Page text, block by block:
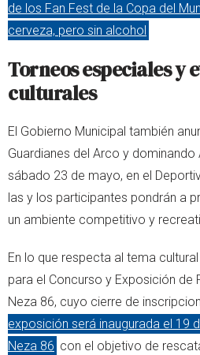
de los Fan Fest de la Copa del
cerveza, pero sin alcohol
Torneos especiales y
culturales
El Gobierno Municipal también
Guardianes del Arco y
sábado 23 de mayo, en el
las y los participantes pondrán a
un ambiente competitivo y
En lo que respecta al tema
para el Concurso y Exposición de
Neza 86, cuyo cierre de
exposición será inaugurada el 19
Neza 86 con el objetivo de